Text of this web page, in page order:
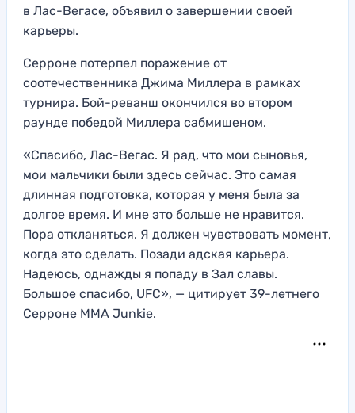
в Лас-Вегасе, объявил о завершении своей
карьеры.
Серроне потерпел поражение от
соотечественника Джима Миллера в рамках
турнира. Бой-реванш окончился во втором
раунде победой Миллера сабмишеном.
«Спасибо, Лас-Вегас. Я рад, что мои сыновья,
мои мальчики были здесь сейчас. Это самая
длинная подготовка, которая у меня была за
долгое время. И мне это больше не нравится.
Пора откланяться. Я должен чувствовать момент,
когда это сделать. Позади адская карьера.
Надеюсь, однажды я попаду в Зал славы.
Большое спасибо, UFC», — цитирует 39-летнего
Серроне MMA Junkie.